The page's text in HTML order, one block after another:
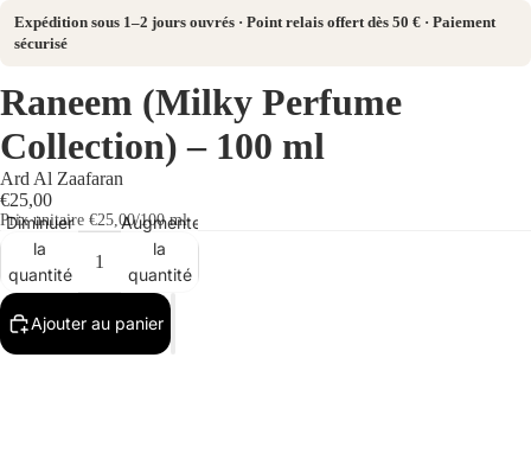
Expédition sous 1–2 jours ouvrés · Point relais offert dès 50 € · Paiement
sécurisé
Raneem (Milky Perfume
Collection) – 100 ml
Ard Al Zaafaran
€25,00
Prix unitaire €25,00/100 ml
Diminuer
la
quantité
Augmenter
la
quantité
Ajouter au panier